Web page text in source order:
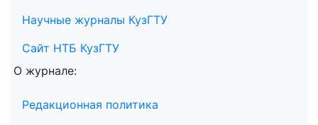
Научные журналы КузГТУ
Сайт НТБ КузГТУ
О журнале:
Редакционная политика